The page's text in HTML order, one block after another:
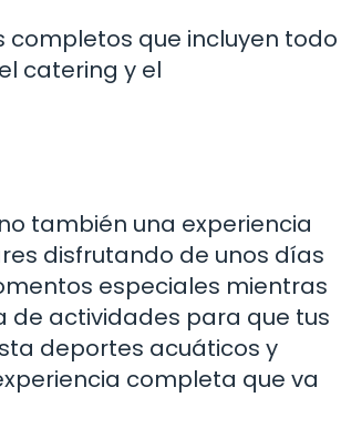
que incluyen todo
catering y el
también una experiencia
disfrutando de unos días
especiales mientras
de actividades para que tus
deportes acuáticos y
completa que va